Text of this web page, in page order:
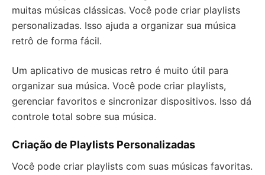
muitas músicas clássicas. Você pode criar playlists
personalizadas. Isso ajuda a organizar sua música
retrô de forma fácil.
Um aplicativo de musicas retro é muito útil para
organizar sua música. Você pode criar playlists,
gerenciar favoritos e sincronizar dispositivos. Isso dá
controle total sobre sua música.
Criação de Playlists Personalizadas
Você pode criar playlists com suas músicas favoritas.